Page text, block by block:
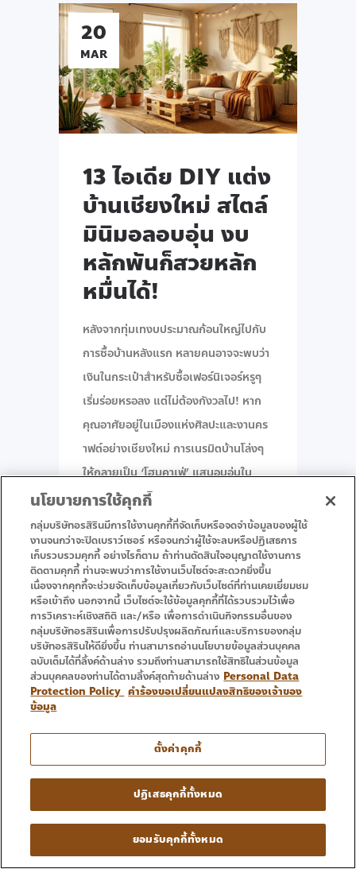
20
MAR
13 ไอเดีย DIY แต่ง
บ้านเชียงใหม่ สไตล์
มินิมอลอบอุ่น งบ
หลักพันก็สวยหลัก
หมื่นได้!
หลังจากทุ่มเทงบประมาณก้อนใหญ่ไปกับ
การซื้อบ้านหลังแรก หลายคนอาจจะพบว่า
เงินในกระเป๋าสำหรับซื้อเฟอร์นิเจอร์หรูๆ
เริ่มร่อยหรอลง แต่ไม่ต้องกังวลไป! หาก
คุณอาศัยอยู่ในเมืองแห่งศิลปะและงานคร
าฟต์อย่างเชียงใหม่ การเนรมิตบ้านโล่งๆ
ให้กลายเป็น ‘โฮมคาเฟ่’ แสนอบอุ่นใน
สไตล์มินิมอล-มูจิ (Minimal & Muji) นั้น
สามารถทำได้ง่ายๆ ด้วยงบเพียงหยิบมือ
วันนี้อรสิรินขอนำเสนอไอเดีย DIY แต่ง
บ้านเชียงใหม่ ที่จะเปลี่ยนบรรยากาศบ้าน
ของคุณให้สวยเก๋ไม่ซ้ำใคร โดยใช้
ประโยชน์จากทรัพยากรและเสน่ห์ของ
เมืองเชียงใหม่แบบเต็มๆ เสน่ห์ของงา
นคราฟต์เชียงใหม่ สู่ของ DIY แต่งบ้าน
สุดชิค เชียงใหม่คือสวรรค์ของคนรักงาน
ชุมชนงานแกะสลักไม้ที่บ้านถวาย หรือ
เครื่องจักสานจากชุมชนต่างๆ คุณสามารถ
นำวัตถุดิบเหล่านี้มาดัดแปลงเป็นไอเทม
แต่งบ้านที่เต็มไปด้วยจิตวิญญาณ โดยไม่
ต้องง้อเฟอร์นิเจอร์แบรนด์เนมราคาแพง
การทำ DIY ไม่เพียงแต่ช่วยประหยัดเงิน
นโยบายการใช้คุกกี้
กลุ่มบริษัทอรสิรินมีการใช้งานคุกกี้ที่จัดเก็บหรือจดจำข้อมูลของผู้ใช้
งานจนกว่าจะปิดเบราว์เซอร์ หรือจนกว่าผู้ใช้จะลบหรือปฏิเสธการ
เก็บรวบรวมคุกกี้ อย่างไรก็ตาม ถ้าท่านตัดสินใจอนุญาตใช้งานการ
ติดตามคุกกี้ ท่านจะพบว่าการใช้งานเว็บไซต์จะสะดวกยิ่งขึ้น
เนื่องจากคุกกี้จะช่วยจัดเก็บข้อมูลเกี่ยวกับเว็บไซต์ที่ท่านเคยเยี่ยมชม
หรือเข้าถึง นอกจากนี้ เว็บไซต์จะใช้ข้อมูลคุกกี้ที่ได้รวบรวมไว้เพื่อ
การวิเคราะห์เชิงสถิติ และ/หรือ เพื่อการดำเนินกิจกรรมอื่นของ
กลุ่มบริษัทอรสิรินเพื่อการปรับปรุงผลิตภัณฑ์และบริการของกลุ่ม
บริษัทอรสิรินให้ดียิ่งขึ้น ท่านสามารถอ่านนโยบายข้อมูลส่วนบุคคล
ฉบับเต็มได้ที่ลิ้งค์ด้านล่าง รวมถึงท่านสามารถใช้สิทธิในส่วนข้อมูล
ส่วนบุคคลของท่านได้ตามลิ้งค์สุดท้ายด้านล่าง Personal Data
Protection Policy คำร้องขอเปลี่ยนแปลงสิทธิของเจ้าของ
ข้อมูล
ตั้งค่าคุกกี้
ปฏิเสธคุกกี้ทั้งหมด
ยอมรับคุกกี้ทั้งหมด